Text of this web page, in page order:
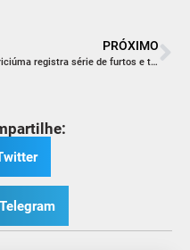
PRÓXIMO
Criciúma registra série de furtos e tentativa frustrada em poucas horas
Telegram